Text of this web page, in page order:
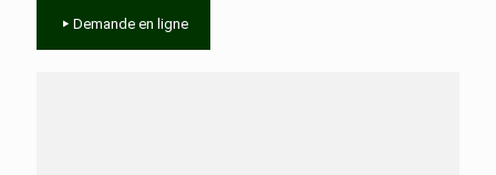
Demande en ligne